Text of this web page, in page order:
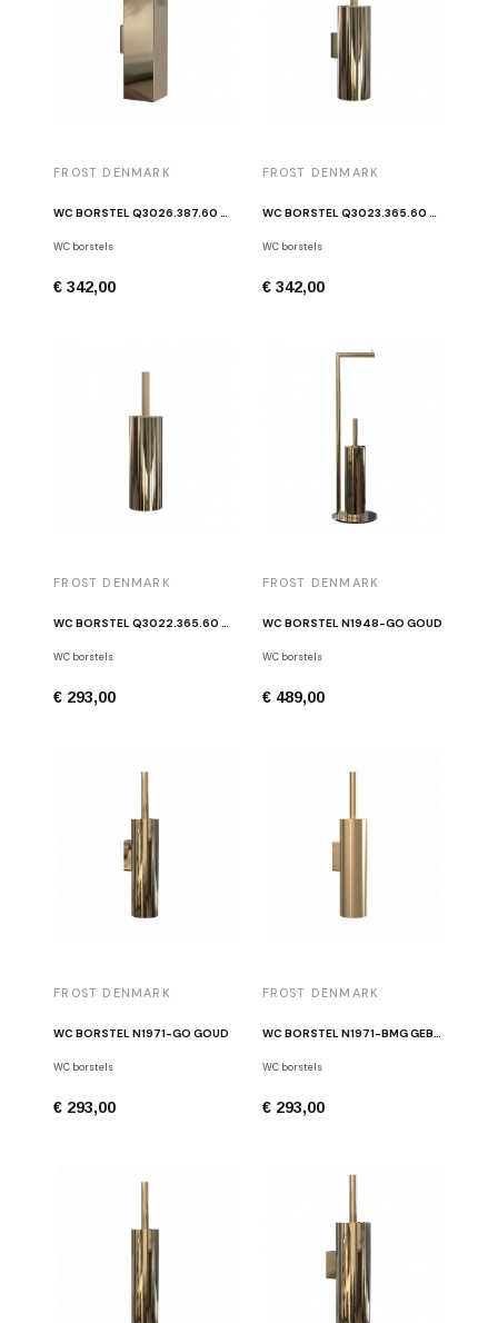
FROST DENMARK
WC BORSTEL Q3026.387.60 GOUD
WC borstels
€ 342,00
FROST DENMARK
WC BORSTEL Q3023.365.60 GOUD
WC borstels
€ 342,00
FROST DENMARK
WC BORSTEL Q3022.365.60 GOUD
WC borstels
€ 293,00
FROST DENMARK
WC BORSTEL N1948-GO GOUD
WC borstels
€ 489,00
FROST DENMARK
WC BORSTEL N1971-GO GOUD
WC borstels
€ 293,00
FROST DENMARK
WC BORSTEL N1971-BMG GEBORSTELD GOUD
WC borstels
€ 293,00